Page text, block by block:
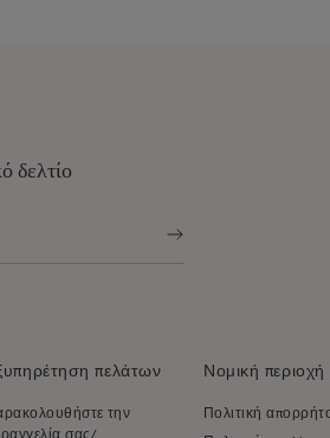
δελτίο
πελάτων
την
Νομική περιοχή
Πολιτική